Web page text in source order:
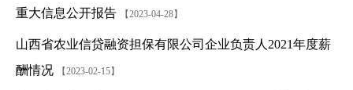
重大信息公开报告
【2023-04-28】
山西省农业信贷融资担保有限公司企业负责人2021年度薪
酬情况
【2023-02-15】